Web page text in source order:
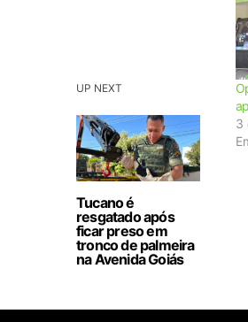
UP NEXT
Tucano é
resgatado após
ficar preso em
tronco de palmeira
na Avenida Goiás
3